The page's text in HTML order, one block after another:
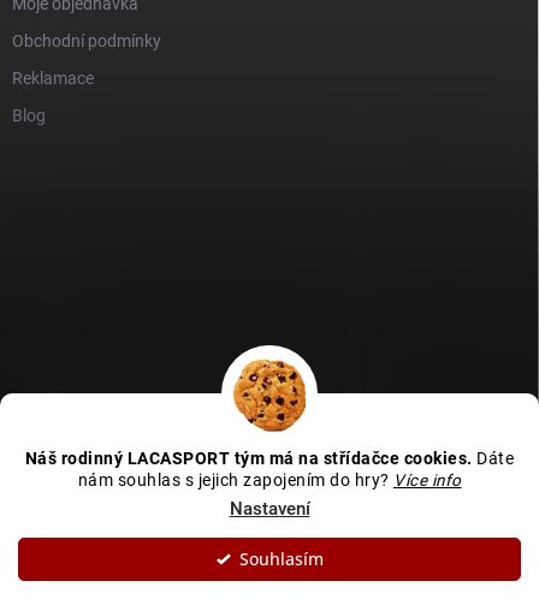
Náš rodinný LACASPORT tým má na střídačce cookies. Dáte
nám souhlas s jejich zapojením do hry? Více info
Nastavení
Souhlasím
Obchodní podmínky
Reklamace
Blog
Zboží recenze
Kamenná prodejna - MAPA
. Všechna práva vyhrazena.
cookies